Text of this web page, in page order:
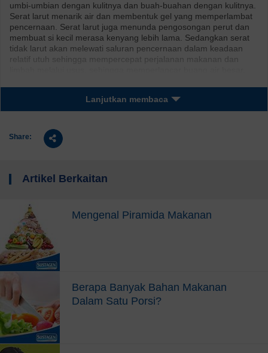
umbi-umbian dengan kulitnya dan buah-buahan dengan kulitnya.
Serat larut menarik air dan membentuk gel yang memperlambat
pencernaan. Serat larut juga menunda pengosongan perut dan
membuat si kecil merasa kenyang lebih lama. Sedangkan serat
tidak larut akan melewati saluran pencernaan dalam keadaan
relatif utuh sehingga mempercepat perjalanan makanan dan
Agar si kecil mengonsumsi serat dalam jumlah cukup, Ibu bisa
meyiasati dengan cara menawarkan buah dan sayur setiap kali
buah, berikan buah dalam bentuk lain, misalnya jus atau
smoothies. Gunakan roti gandum untuk membuat sandwich atau
sekolah berupa buah potong yang segar. Sajikan beberapa buah
Lanjutkan membaca
Share:
Artikel Berkaitan
Mengenal Piramida Makanan
Berapa Banyak Bahan Makanan
Dalam Satu Porsi?